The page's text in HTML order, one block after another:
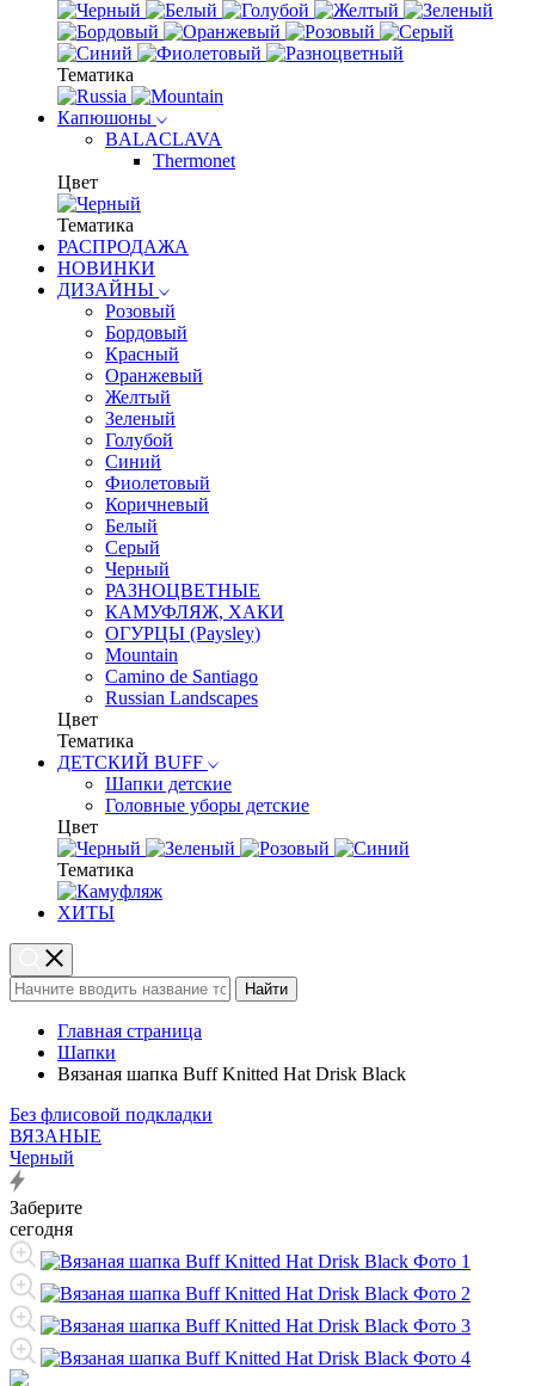
Тематика
Капюшоны
BALACLAVA
Thermonet
Цвет
Тематика
РАСПРОДАЖА
НОВИНКИ
ДИЗАЙНЫ
Розовый
Бордовый
Красный
Оранжевый
Желтый
Зеленый
Голубой
Синий
Фиолетовый
Коричневый
Белый
Серый
Черный
РАЗНОЦВЕТНЫЕ
КАМУФЛЯЖ, ХАКИ
ОГУРЦЫ (Paysley)
Mountain
Camino de Santiago
Russian Landscapes
Цвет
Тематика
ДЕТСКИЙ BUFF
Шапки детские
Головные уборы детские
Цвет
Тематика
ХИТЫ
Найти
Главная страница
Шапки
Вязаная шапка Buff Knitted Hat Drisk Black
Без флисовой подкладки
ВЯЗАНЫЕ
Черный
Заберите
сегодня